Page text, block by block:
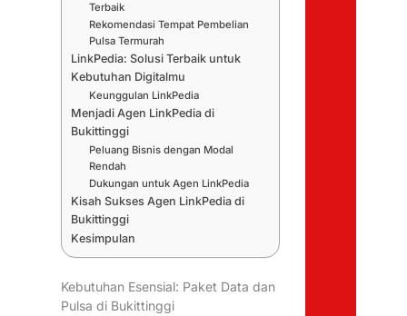
Terbaik
Rekomendasi Tempat Pembelian
Pulsa Termurah
LinkPedia: Solusi Terbaik untuk
Kebutuhan Digitalmu
Keunggulan LinkPedia
Menjadi Agen LinkPedia di
Bukittinggi
Peluang Bisnis dengan Modal
Rendah
Dukungan untuk Agen LinkPedia
Kisah Sukses Agen LinkPedia di
Bukittinggi
Kesimpulan
Kebutuhan Esensial: Paket Data dan
Pulsa di Bukittinggi